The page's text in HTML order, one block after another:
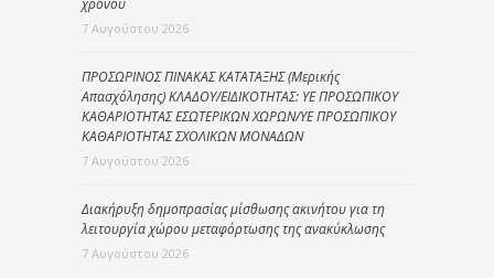
7 Αυγούστου 2026
ΠΡΟΣΩΡΙΝΟΣ ΠΙΝΑΚΑΣ ΚΑΤΑΤΑΞΗΣ (Μερικής
Απασχόλησης) ΚΛΑΔΟΥ/ΕΙΔΙΚΟΤΗΤΑΣ: ΥΕ ΠΡΟΣΩΠΙΚΟΥ
ΚΑΘΑΡΙΟΤΗΤΑΣ ΕΣΩΤΕΡΙΚΩΝ ΧΩΡΩΝ/ΥΕ ΠΡΟΣΩΠΙΚΟΥ
ΚΑΘΑΡΙΟΤΗΤΑΣ ΣΧΟΛΙΚΩΝ ΜΟΝΑΔΩΝ
7 Αυγούστου 2026
Διακήρυξη δημοπρασίας μίσθωσης ακινήτου για τη
λειτουργία χώρου μεταφόρτωσης της ανακύκλωσης
7 Αυγούστου 2026